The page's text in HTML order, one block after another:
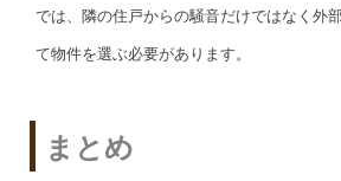
では、隣の住戸からの騒音だけではなく外
て物件を選ぶ必要があります。
まとめ